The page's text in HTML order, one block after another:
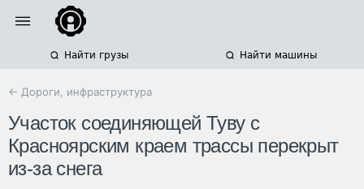
Найти грузы Найти машины
← Дороги, инфраструктура
Участок соединяющей Туву с
Красноярским краем трассы перекрыт
из-за снега